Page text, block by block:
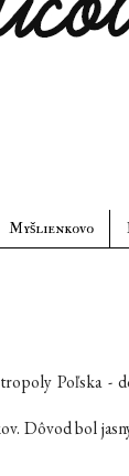
Myšlienkovo
Poľska -
Dôvod bol